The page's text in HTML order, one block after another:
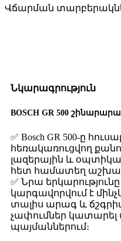
Վճարման
Նկարագրություն
BOSCH GR 500
✅ Bosch GR 500-ը
հեռակառուցվող
լազերային և
հետ համատեղ
✅ Նրա
կարգավորվում է
տալիս արագ և
չափումներ
պայմաններում։